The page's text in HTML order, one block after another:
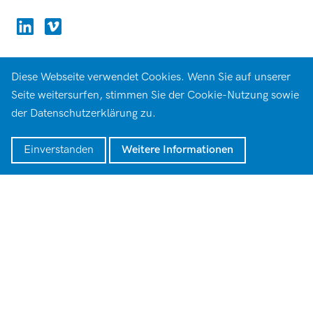
Diese Webseite verwendet Cookies. Wenn Sie auf unserer
Seite weitersurfen, stimmen Sie der Cookie-Nutzung sowie
der Datenschutzerklärung zu.
Einverstanden Weitere Informationen